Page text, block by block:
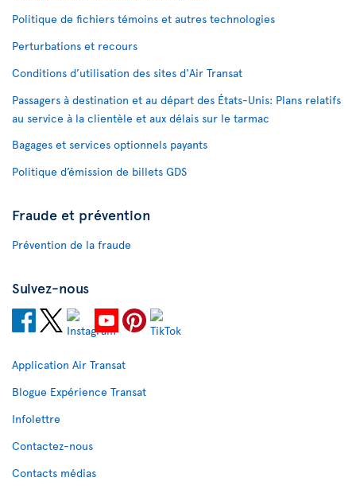
Politique de fichiers témoins et autres technologies
Perturbations et recours
Conditions d’utilisation des sites d'Air Transat
Passagers à destination et au départ des États-Unis: Plans relatifs
au service à la clientèle et aux délais sur le tarmac
Bagages et services optionnels payants
Politique d’émission de billets GDS
Fraude et prévention
Prévention de la fraude
Suivez-nous
Application Air Transat
Blogue Expérience Transat
Infolettre
Contactez-nous
Contacts médias